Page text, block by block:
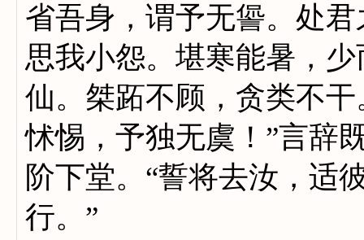
省吾身，谓予无諐。处
思我小怨。堪寒能暑，
仙。桀跖不顾，贪类不
怵惕，予独无虞！”言辞
阶下堂。“誓将去汝，适
行。”